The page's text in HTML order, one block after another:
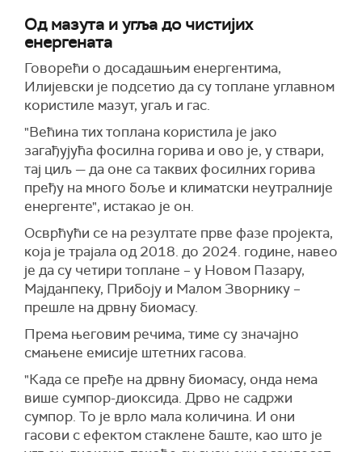
Од мазута и угља до чистијих
енергената
Говорећи о досадашњим енергентима,
Илијевски је подсетио да су топлане углавном
користиле мазут, угаљ и гас.
"Већина тих топлана користила је јако
загађујућа фосилна горива и ово је, у ствари,
тај циљ — да оне са таквих фосилних горива
пређу на много боље и климатски неутралније
енергенте", истакао је он.
Осврћући се на резултате прве фазе пројекта,
која је трајала од 2018. до 2024. године, навео
је да су четири топлане – у Новом Пазару,
Мајданпеку, Прибоју и Малом Зворнику –
прешле на дрвну биомасу.
Према његовим речима, тиме су значајно
смањене емисије штетних гасова.
"Када се пређе на дрвну биомасу, онда нема
више сумпор-диоксида. Дрво не садржи
сумпор. То је врло мала количина. И они
гасови с ефектом стаклене баште, као што је